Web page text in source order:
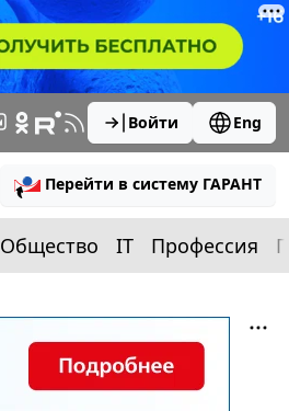
Войти Eng
Перейти в систему ГАРАНТ
Общество IT Профессия